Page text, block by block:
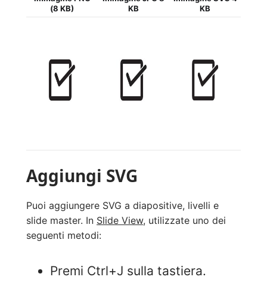
(8 KB)
KB
KB
Aggiungi SVG
Puoi aggiungere SVG a diapositive, livelli e
slide master. In Slide View, utilizzate uno dei
seguenti metodi:
Premi Ctrl+J sulla tastiera.